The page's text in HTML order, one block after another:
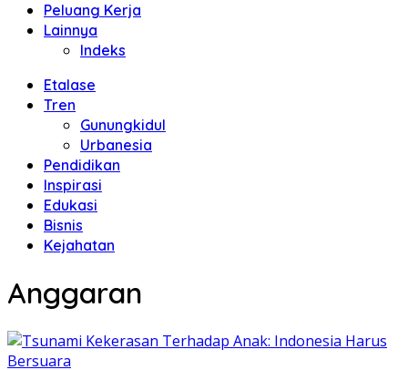
Peluang Kerja
Lainnya
Indeks
Etalase
Tren
Gunungkidul
Urbanesia
Pendidikan
Inspirasi
Edukasi
Bisnis
Kejahatan
Anggaran